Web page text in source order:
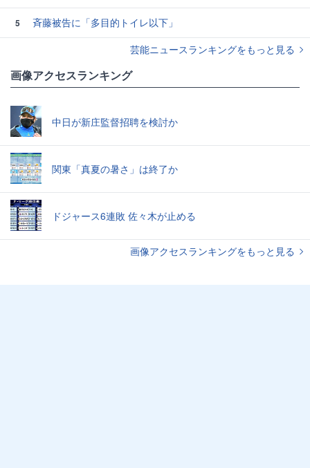
5
斉藤被告に「多目的トイレ以下」
芸能ニュースランキングをもっと見る
画像アクセスランキング
中日が新庄監督招聘を検討か
関東「真夏の暑さ」は終了か
ドジャース6連敗 佐々木が止める
画像アクセスランキングをもっと見る